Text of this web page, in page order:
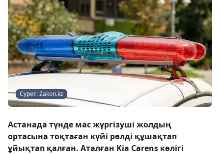
Сурет: Zakon.kz
Астанада түнде мас жүргізуші жолдың
ортасына тоқтаған күйі рөлді құшақтап
ұйықтап қалған. Аталған Kia Carens көлігі